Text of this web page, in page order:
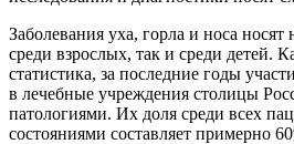
Заболевания уха, горла и носа носят
среди взрослых, так и среди детей.
статистика, за последние годы
в лечебные учреждения столицы
патологиями. Их доля среди всех
состояниями составляет примерно